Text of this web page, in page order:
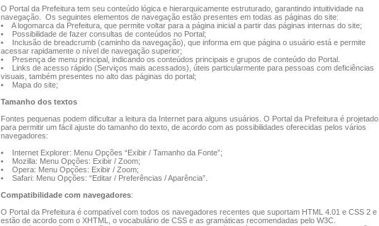
O Portal da Prefeitura tem seu conteúdo lógica e hierarquicamente estruturado, garantindo intuitividade na
navegação. Os seguintes elementos de navegação estão presentes em todas as páginas do site:
• A logomarca da Prefeitura, que permite voltar para a página inicial a partir das páginas internas do site;
• Possibilidade de fazer consultas de conteúdos no Portal;
• Inclusão de breadcrumb (caminho da navegação), que informa em que página o usuário está e permite
acessar rapidamente o nível de navegação superior;
• Presença de menu principal, indicando os conteúdos principais e grupos de conteúdo do Portal.
• Links de acesso rápido (Serviços mais acessados), úteis particularmente para pessoas com deficiências
visuais, também presentes no alto das páginas do portal;
• Mapa do site;
Tamanho dos textos
Fontes pequenas podem dificultar a leitura da Internet para alguns usuários. O Portal da Prefeitura é projetado
para permitir um fácil ajuste do tamanho do texto, de acordo com as possibilidades oferecidas pelos vários
navegadores:
• Internet Explorer: Menu Opções “Exibir / Tamanho da Fonte”;
• Mozilla: Menu Opções: Exibir / Zoom;
• Opera: Menu Opções: Exibir / Zoom;
• Safari: Menu Opções: “Editar / Preferências / Aparência”.
Compatibilidade com navegadores:
O Portal da Prefeitura é compatível com todos os navegadores recentes que suportam HTML 4.01 e CSS 2 e
estão de acordo com o XHTML, o vocabulário de CSS e as gramáticas recomendadas pelo W3C.